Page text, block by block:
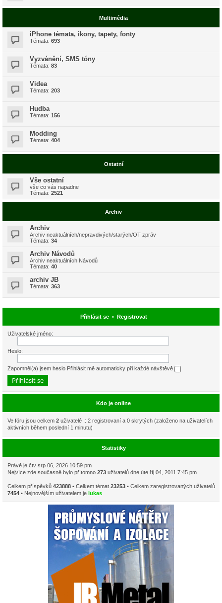
Multimédia
iPhone témata, ikony, tapety, fonty
Témata: 693
Vyzvánění, SMS tóny
Témata: 83
Videa
Témata: 203
Hudba
Témata: 156
Modding
Témata: 404
Ostatní
Vše ostatní
vše co vás napadne
Témata: 2521
Archiv
Archiv
Archiv neaktuálních/nepravdivých/starých/OT zpráv
Témata: 34
Archiv Návodů
Archiv neaktuálních Návodů
Témata: 40
archiv JB
Témata: 363
Přihlásit se• Registrovat
Uživatelské jméno:
Heslo:
Zapomněl(a) jsem heslo Přihlásit mě automaticky při každé návštěvě
Kdo je online
Ve fóru jsou celkem 2 uživatelé :: 2 registrovaní a 0 skrytých (založeno na uživatelích
aktivních během poslední 1 minutu)
Statistiky
Právě je čtv srp 06, 2026 10:59 pm
Nejvíce zde současně bylo přítomno 273 uživatelů dne úte říj 04, 2011 7:45 pm
Celkem příspěvků 423888 • Celkem témat 23253 • Celkem zaregistrovaných uživatelů
7454 • Nejnovějším uživatelem je lukas